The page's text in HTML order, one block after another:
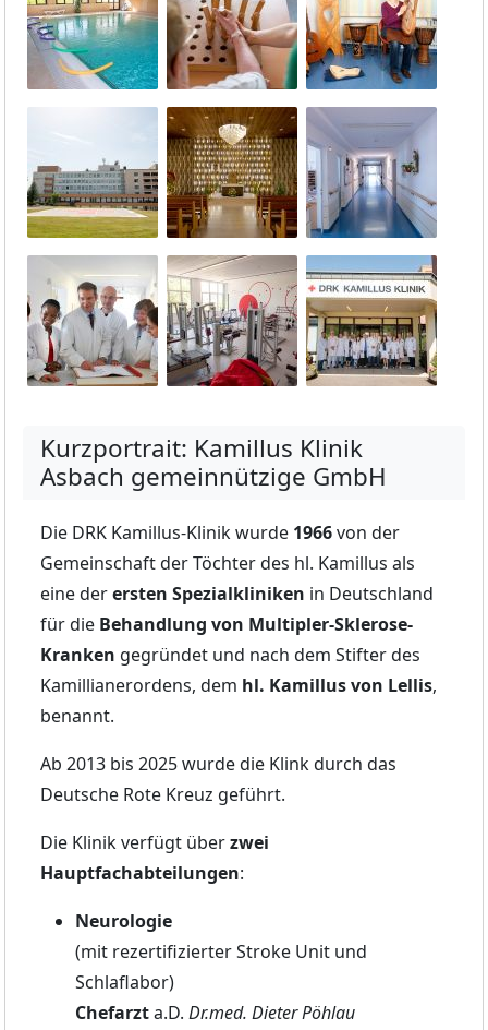
Kurzportrait: Kamillus Klinik
Asbach gemeinnützige GmbH
Die DRK Kamillus-Klinik wurde 1966von der
Gemeinschaft der Töchter des hl. Kamillus als
eine derersten Spezialkliniken in Deutschland
für die Behandlung von Multipler-Sklerose-
Kranken gegründet und nach dem Stifter des
Kamillianerordens, dem hl. Kamillus von Lellis,
benannt.
Ab 2013 bis 2025 wurde die Klink durch das
Deutsche Rote Kreuz geführt.
Die Klinik verfügt überzwei
Hauptfachabteilungen:
Neurologie
(mit rezertifizierter Stroke Unit und
Schlaflabor)
Chefarzta.D. Dr.med. Dieter Pöhlau